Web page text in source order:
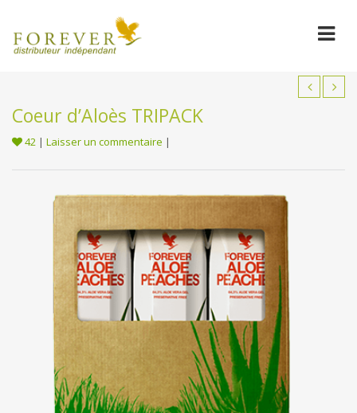
Coeur d’Aloès TRIPACK
42 | Laisser un commentaire |